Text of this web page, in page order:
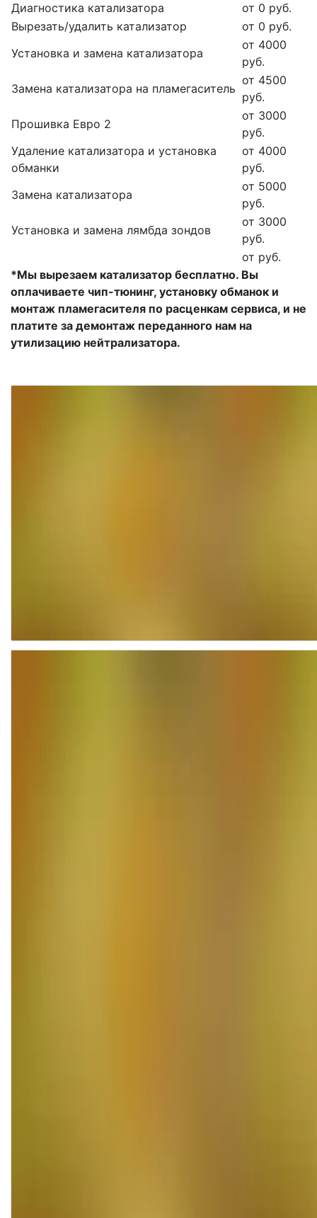
Диагностика катализатора
от 0 руб.
Вырезать/удалить катализатор
от 0 руб.
Установка и замена катализатора
от 4000
руб.
Замена катализатора на пламегаситель
от 4500
руб.
Прошивка Евро 2
от 3000
руб.
Удаление катализатора и установка
обманки
от 4000
руб.
Замена катализатора
от 5000
руб.
Установка и замена лямбда зондов
от 3000
руб.
от руб.
*Мы вырезаем катализатор бесплатно. Вы
оплачиваете чип-тюнинг, установку обманок и
монтаж пламегасителя по расценкам сервиса, и не
платите за демонтаж переданного нам на
утилизацию нейтрализатора.